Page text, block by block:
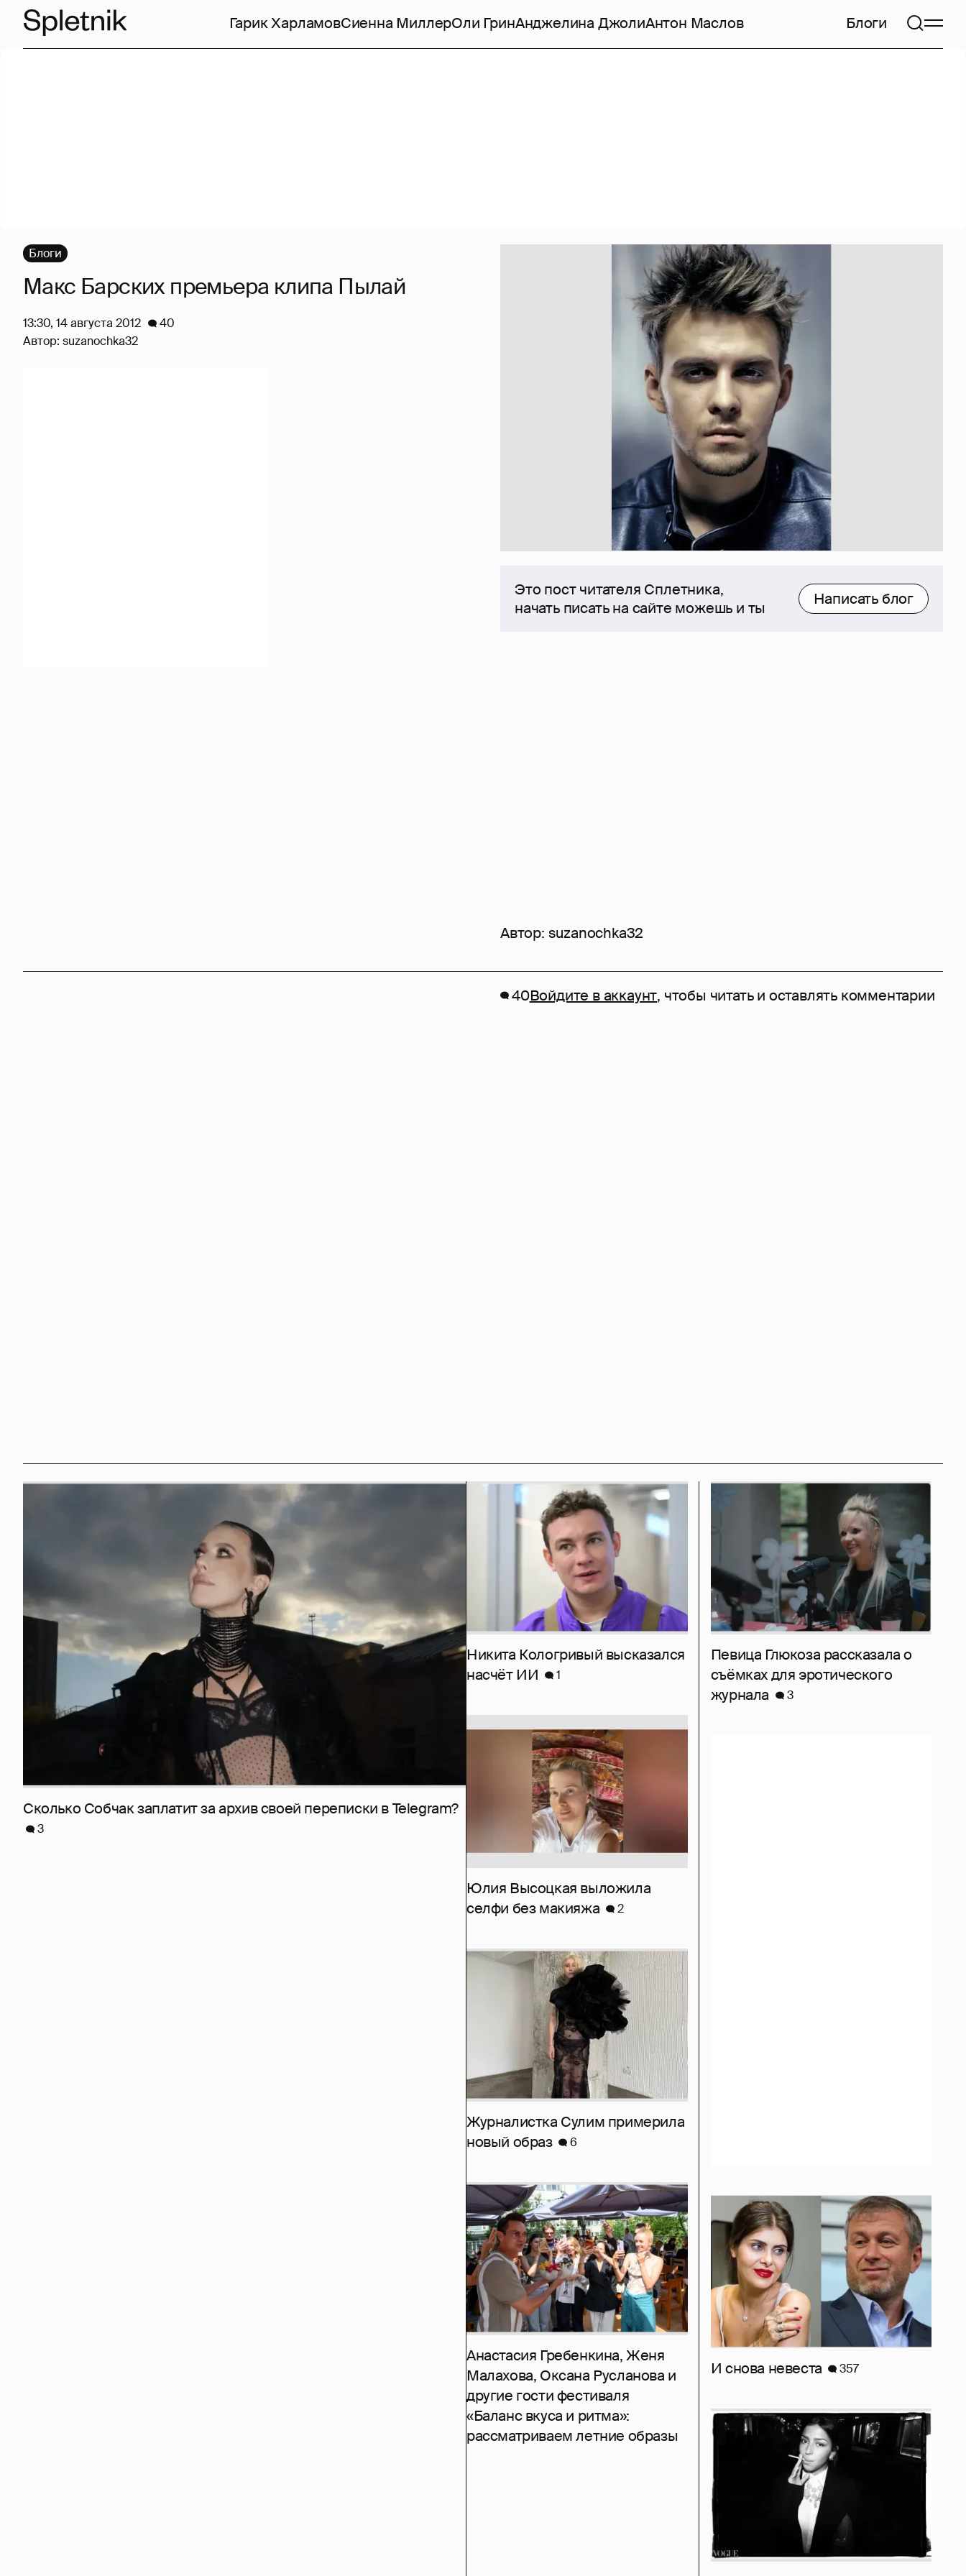
Гарик ХарламовСиенна МиллерОли ГринАнджелина ДжолиАнтон Маслов Блоги
Это пост читателя Сплетника,
начать писать на сайте можешь и ты
Написать блог
Автор: suzanochka32
Блоги
Макс Барских премьера клипа Пылай
13:30, 14 августа 2012
40
Автор: suzanochka32
40Войдите в аккаунт, чтобы читать и оставлять комментарии
Сколько Собчак заплатит за архив своей перeписки в Telegram?
3
Никита Кологривый высказался
насчёт ИИ
1
Певица Глюкоза рассказала о
съёмках для эротического
журнала
3
Юлия Высоцкая выложила
селфи без макияжа
2
Журналистка Сулим примерила
новый образ
6
И снова невеста 357
Анастасия Гребенкина, Женя
Малахова, Оксана Русланова и
другие гости фестиваля
«Баланс вкуса и ритма»:
рассматриваем летние образы